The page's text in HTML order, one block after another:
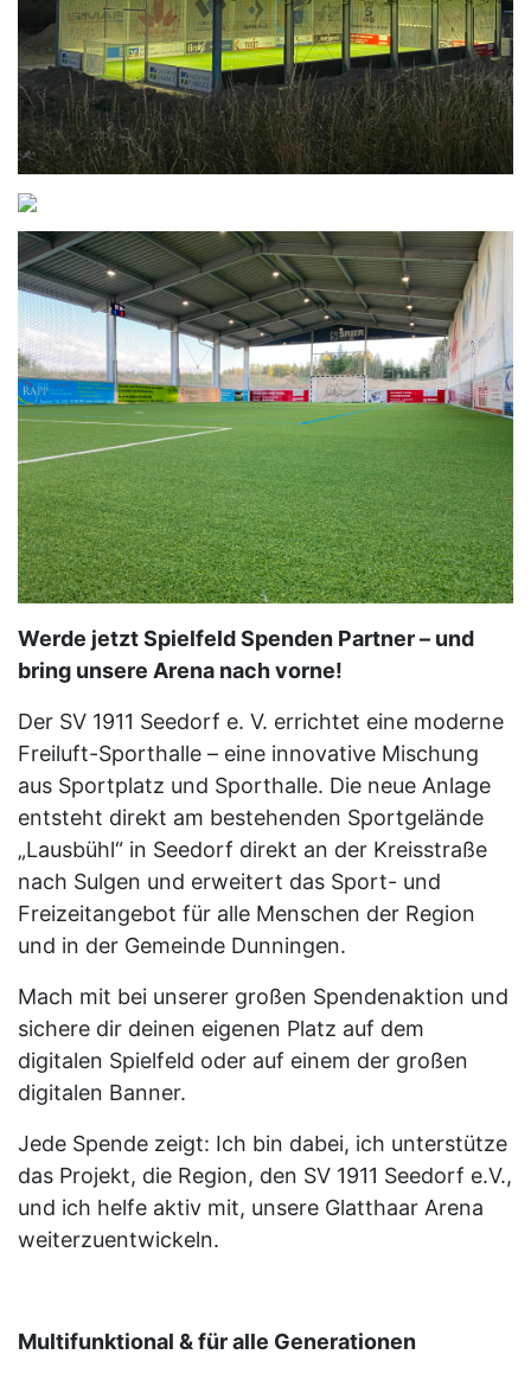
Werde jetzt Spielfeld Spenden Partner – und
bring unsere Arena nach vorne!
Der SV 1911 Seedorf e. V. errichtet eine moderne
Freiluft-Sporthalle – eine innovative Mischung
aus Sportplatz und Sporthalle. Die neue Anlage
entsteht direkt am bestehenden Sportgelände
„Lausbühl“ in Seedorf direkt an der Kreisstraße
nach Sulgen und erweitert das Sport- und
Freizeitangebot für alle Menschen der Region
und in der Gemeinde Dunningen.
Mach mit bei unserer großen Spendenaktion und
sichere dir deinen eigenen Platz auf dem
digitalen Spielfeld oder auf einem der großen
digitalen Banner.
Jede Spende zeigt: Ich bin dabei, ich unterstütze
das Projekt, die Region, den SV 1911 Seedorf e.V.,
und ich helfe aktiv mit, unsere Glatthaar Arena
weiterzuentwickeln.
Multifunktional & für alle Generationen